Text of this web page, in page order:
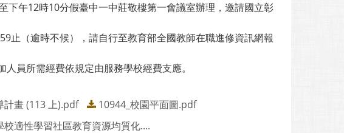
下午12時10分假臺中一中莊敬樓第一會議室辦理，邀請國立彰
止（逾時不候），請自行至教育部全國教師在職進修資訊網報
員所需經費依規定由服務學校經費支應。
計畫 (113 上).pdf
10944_校園平面圖.pdf
適性學習社區教育資源均質化....